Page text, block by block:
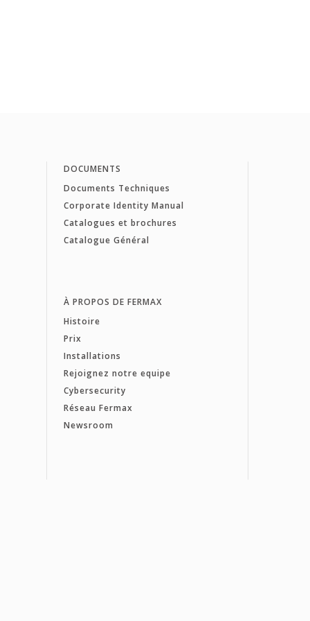
DOCUMENTS
Documents Techniques
Corporate Identity Manual
Catalogues et brochures
Catalogue Général
À PROPOS DE FERMAX
Histoire
Prix
Installations
Rejoignez notre equipe
Cybersecurity
Réseau Fermax
Newsroom